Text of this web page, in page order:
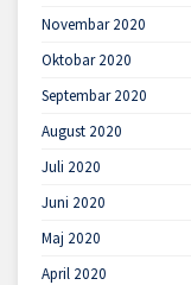
Novembar 2020
Oktobar 2020
Septembar 2020
August 2020
Juli 2020
Juni 2020
Maj 2020
April 2020